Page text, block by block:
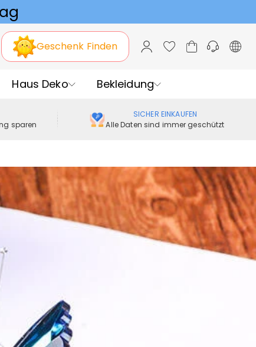
Geschenk Finden
Haus Deko Bekleidung
sparen
SICHER EINKAUFEN
Alle Daten sind immer geschützt